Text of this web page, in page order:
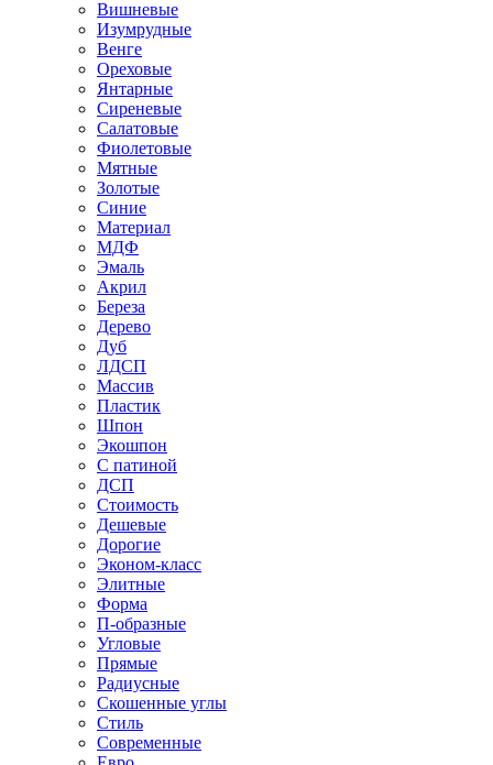
Вишневые
Изумрудные
Венге
Ореховые
Янтарные
Сиреневые
Салатовые
Фиолетовые
Мятные
Золотые
Синие
Материал
МДФ
Эмаль
Акрил
Береза
Дерево
Дуб
ЛДСП
Массив
Пластик
Шпон
Экошпон
С патиной
ДСП
Стоимость
Дешевые
Дорогие
Эконом-класс
Элитные
Форма
П-образные
Угловые
Прямые
Радиусные
Скошенные углы
Стиль
Современные